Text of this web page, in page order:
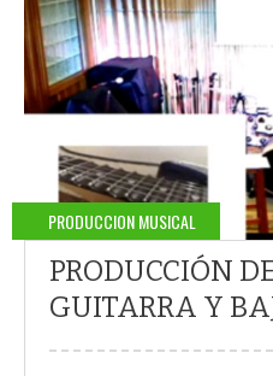
PRODUCCION MUSICAL
PRODUCCIÓN
GUITARRA Y